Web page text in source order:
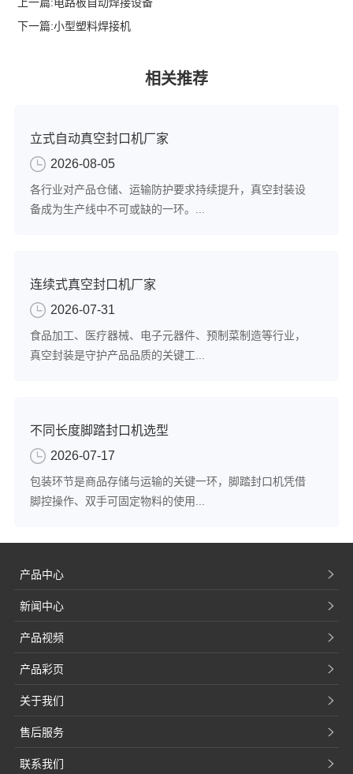
下一篇:小型塑料焊接机
相关推荐
立式自动真空封口机厂家
2026-08-05
各行业对产品仓储、运输防护要求持续提升，真空封装设
备成为生产线中不可或缺的一环。...
连续式真空封口机厂家
2026-07-31
食品加工、医疗器械、电子元器件、预制菜制造等行业，
真空封装是守护产品品质的关键工...
不同长度脚踏封口机选型
2026-07-17
包装环节是商品存储与运输的关键一环，脚踏封口机凭借
脚控操作、双手可固定物料的使用...
产品中心
新闻中心
产品视频
产品彩页
关于我们
售后服务
联系我们